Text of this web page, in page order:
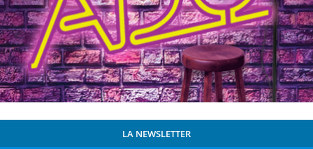
LA NEWSLETTER